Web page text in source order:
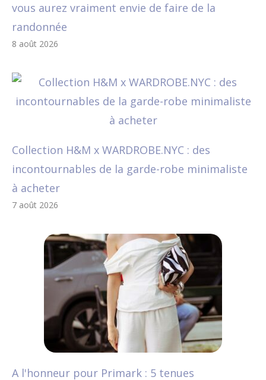
vous aurez vraiment envie de faire de la
randonnée
8 août 2026
Collection H&M x WARDROBE.NYC : des
incontournables de la garde-robe minimaliste
à acheter
7 août 2026
A l'honneur pour Primark : 5 tenues